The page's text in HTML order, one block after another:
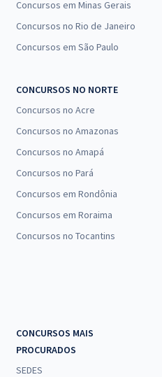
Concursos em Minas Gerais
Concursos no Rio de Janeiro
Concursos em São Paulo
CONCURSOS NO NORTE
Concursos no Acre
Concursos no Amazonas
Concursos no Amapá
Concursos no Pará
Concursos em Rondônia
Concursos em Roraima
Concursos no Tocantins
CONCURSOS MAIS
PROCURADOS
SEDES